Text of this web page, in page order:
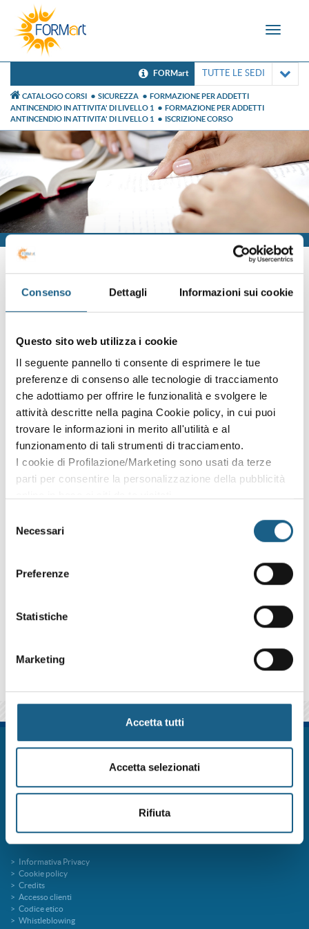
Consenso Dettagli Informazioni sui cookie
Questo sito web utilizza i cookie
Il seguente pannello ti consente di esprimere le tue
preferenze di consenso alle tecnologie di tracciamento
che adottiamo per offrire le funzionalità e svolgere le
attività descritte nella pagina Cookie policy, in cui puoi
trovare le informazioni in merito all'utilità e al
funzionamento di tali strumenti di tracciamento.
I cookie di Profilazione/Marketing sono usati da terze
parti per consentire la personalizzazione della pubblicità
qualsiasi momento. Consulta anche la nostra Privacy
delNecessari
Preferenze
Statistiche
Marketing
Accetta tutti
Accetta selezionati
Rifiuta
Toggle
FORMart TUTTE LE SEDI
CATALOGO CORSI SICUREZZA
FORMAZIONE PER ADDETTI
ANTINCENDIO IN ATTIVITA' DI LIVELLO 1
FORMAZIONE PER ADDETTI
ANTINCENDIO IN ATTIVITA' DI LIVELLO 1
ISCRIZIONE CORSO
Iscrizione
Sei già cliente?
iscrizione:
AZIENDA PRIVATO
P. IVA
PASSWORD (minimo 8 caratteri)
Oppure prosegui l'iscrizione al corso come
ospite
Puoi proseguire l'iscrizione al corso senza fare login. Scegli
qui sotto se iscriverti al corso come azienda o come privato.
FORM.ART SOC. CONS. A R.L. è un sistema formativo certificato secondo le
presso la Regione Emilia Romagna per la Formazione Professionale
FORMart via Ronco, 3 40013 Castel Maggiore Bologna p.iva 04260000379
Informativa Privacy
Cookie policy
Credits
Accesso clienti
Codice etico
Whistleblowing